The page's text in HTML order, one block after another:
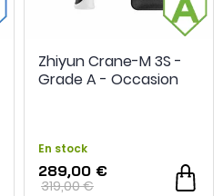
- 50 € OCCASION
Zhiyun Crane-M 3S -
Grade A - Occasion
En stock
289,00 €
319,00 €